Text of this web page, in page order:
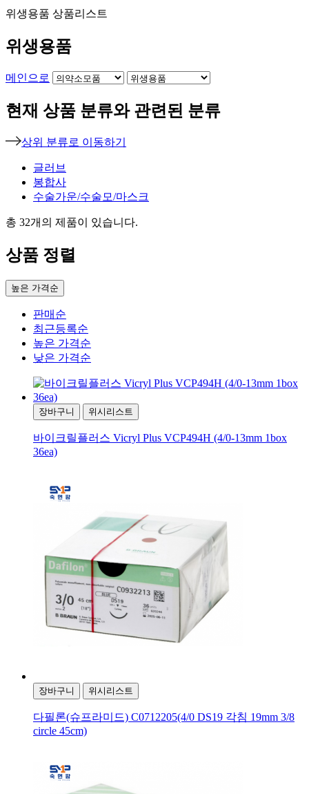
위생용품 상품리스트
위생용품
메인으로
현재 상품 분류와 관련된 분류
상위 분류로 이동하기
글러브
봉합사
수술가운/수술모/마스크
총 32개의 제품이 있습니다.
상품 정렬
높은 가격순
판매순
최근등록순
높은 가격순
낮은 가격순
장바구니 위시리스트
바이크릴플러스 Vicryl Plus VCP494H (4/0-13mm 1box
36ea)
장바구니 위시리스트
다필론(슈프라미드) C0712205(4/0 DS19 각침 19mm 3/8
circle 45cm)